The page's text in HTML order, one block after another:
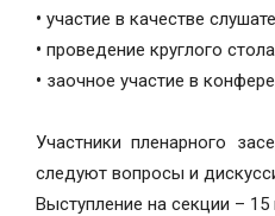
• участие в качестве
• проведение круглого стола
• заочное участие в
Участники пленарного
следуют вопросы и
Выступление на секции – 15